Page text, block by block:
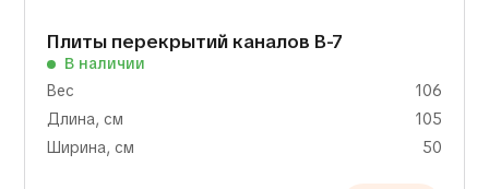
Плиты перекрытий каналов В-7
В наличии
Вес
106
Длина, см
105
Ширина, см
50